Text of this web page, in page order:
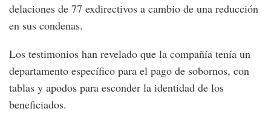
delaciones de 77 exdirectivos a cambio de una reducción
en sus condenas.
Los testimonios han revelado que la compañía tenía un
departamento específico para el pago de sobornos, con
tablas y apodos para esconder la identidad de los
beneficiados.